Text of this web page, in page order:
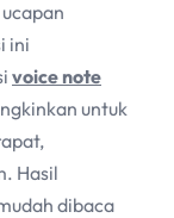
ini
voice note
untuk
Hasil
dibaca